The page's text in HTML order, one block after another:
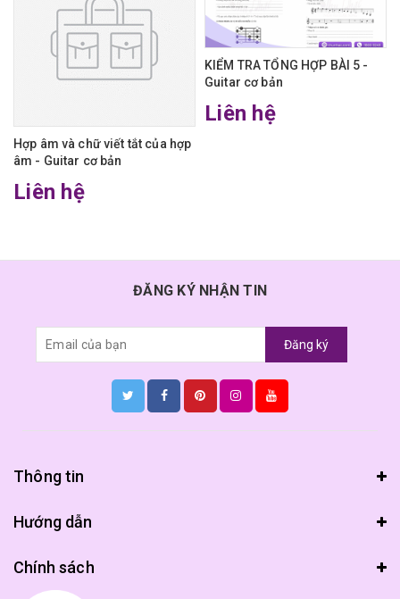
Hợp âm và chữ viết tắt của hợp
âm - Guitar cơ bản
Liên hệ
KIỂM TRA TỔNG HỢP BÀI 5 -
Guitar cơ bản
Liên hệ
ĐĂNG KÝ NHẬN TIN
Đăng ký
Thông tin
Hướng dẫn
Chính sách